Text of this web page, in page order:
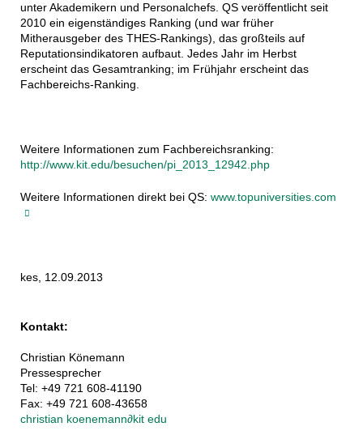
unter Akademikern und Personalchefs. QS veröffentlicht seit
2010 ein eigenständiges Ranking (und war früher
Mitherausgeber des THES-Rankings), das großteils auf
Reputationsindikatoren aufbaut. Jedes Jahr im Herbst
erscheint das Gesamtranking; im Frühjahr erscheint das
Fachbereichs-Ranking.
Weitere Informationen zum Fachbereichsranking:
http://www.kit.edu/besuchen/pi_2013_12942.php
Weitere Informationen direkt bei QS: www.topuniversities.com
kes, 12.09.2013
Kontakt:
Christian Könemann
Pressesprecher
Tel: +49 721 608-41190
Fax: +49 721 608-43658
christian koenemann∂kit edu